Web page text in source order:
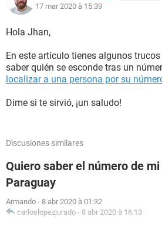
17 mar 2020 à 15:39
Hola Jhan,
En este artículo tienes algunos
saber quién se esconde tras un
localizar a una persona por su
Dime si te sirvió, ¡un saludo!
Discusiones similares
Quiero saber el número de
Paraguay
Armando - 8 abr 2020 à 01:32
carloslopezjurado - 8 abr 2020 à 16:13